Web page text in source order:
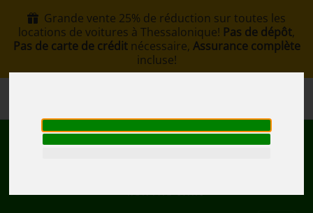
Grande vente 25% de réduction sur toutes les
locations de voitures à Thessalonique! Pas de dépôt,
Pas de carte de créditnécessaire, Assurance complète
incluse!